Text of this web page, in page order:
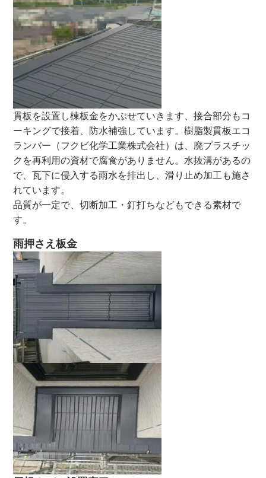
貫板を設置し棟板金をかぶせていきます、接合部分もコ
ーキングで接着、防水補強しています。樹脂製貫板エコ
ランバー（フクビ化学工業株式会社）は、廃プラスチッ
クを再利用の資材で腐食がありません。 水抜溝があるの
で、瓦下に侵入する雨水を排出し、滑り止め加工も施さ
れています。
品質が一定で、切断加工・釘打ちなどもできる素材で
す。
雨押さえ板金